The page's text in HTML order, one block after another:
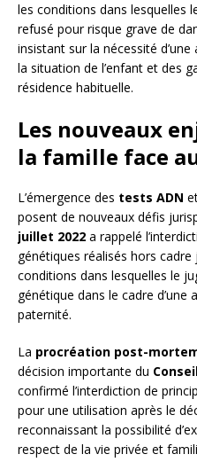
les conditions dans lesquelles
refusé pour risque grave de
insistant sur la nécessité
la situation de l’enfant et des
résidence habituelle.
Les nouveaux
la famille face
L’émergence des tests ADN
posent de nouveaux défis
juillet 2022 a rappelé
génétiques réalisés hors
conditions dans lesquelles le
génétique dans le cadre d’une
paternité.
La procréation post-
décision importante du
confirmé l’interdiction de
pour une utilisation après le
reconnaissant la possibilité
respect de la vie privée et